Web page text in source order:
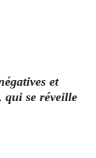
et
qui se réveille